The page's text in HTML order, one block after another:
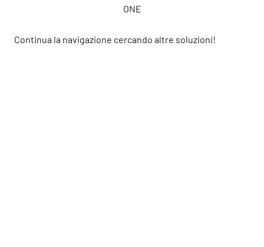
ONE
Continua la navigazione cercando altre soluzioni!